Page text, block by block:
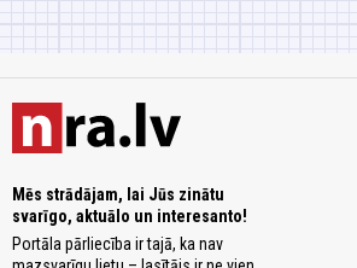
Mēs strādājam, lai Jūs zinātu
svarīgo, aktuālo un interesanto!
Portāla pārliecība ir tajā, ka nav